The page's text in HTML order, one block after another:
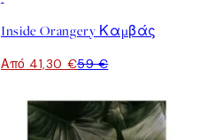
Inside Orangery Καμβάς
Από 41,30 €59 €